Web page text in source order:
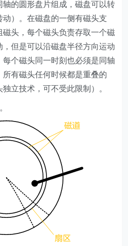
的圆形盘片组成，磁盘可以转
）。在磁盘的一侧有磁头支
头，每个磁头负责存取一个磁
但是可以沿磁盘半径方向运动
每个磁头同一时刻也必须是同轴
有磁头任何时候都是重叠的
独立技术，可不受此限制）。